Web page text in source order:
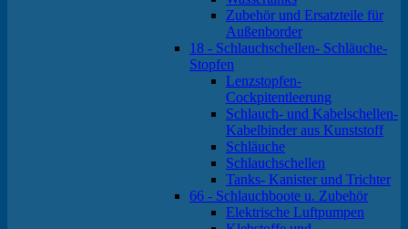
Zubehör und Ersatzteile für
Außenborder
18 - Schlauchschellen- Schläuche-
Stopfen
Lenzstopfen-
Cockpitentleerung
Schlauch- und Kabelschellen-
Kabelbinder aus Kunststoff
Schläuche
Schlauchschellen
Tanks- Kanister und Trichter
66 - Schlauchboote u. Zubehör
Elektrische Luftpumpen